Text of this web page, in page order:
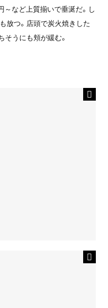
など上質揃いで垂涎だ。し
放つ。店頭で炭火焼きした
うにも頬が緩む。